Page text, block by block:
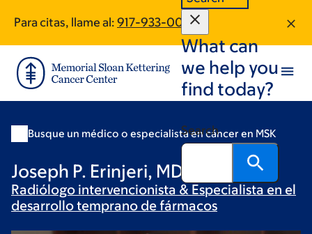
main
content
footer
Para citas, llame al: 917-933-0068
What can
we help you
find today?
Search
Busque un médico o especialista en cáncer en MSK
Joseph P. Erinjeri, MD, PhD
Radiólogo intervencionista & Especialista en el
desarrollo temprano defármacos